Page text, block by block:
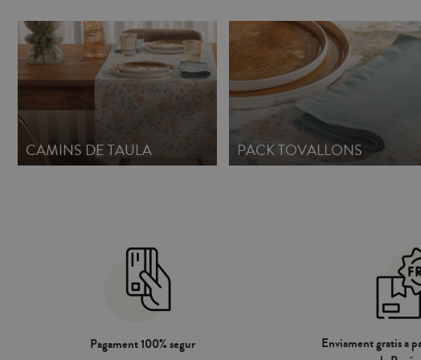
CAMINS DE TAULA PACK TOVALLONS
Pagament 100% segur
Enviament gratis a